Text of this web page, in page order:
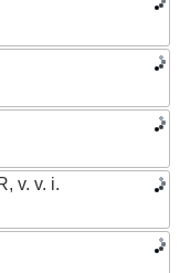
v. v. i.